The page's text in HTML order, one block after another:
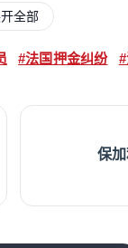
房子有损坏，
续因为押金扣
，也就是由
全部
#法国押金纠纷
保